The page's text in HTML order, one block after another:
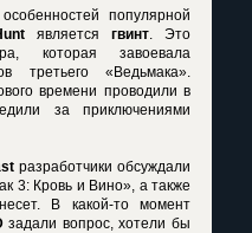
популярной
является гвинт. Это
которая завоевала
третьего «Ведьмака».
времени проводили в
за приключениями
разработчики обсуждали
3: Кровь и Вино», а также
В какой-то момент
задали вопрос, хотели бы